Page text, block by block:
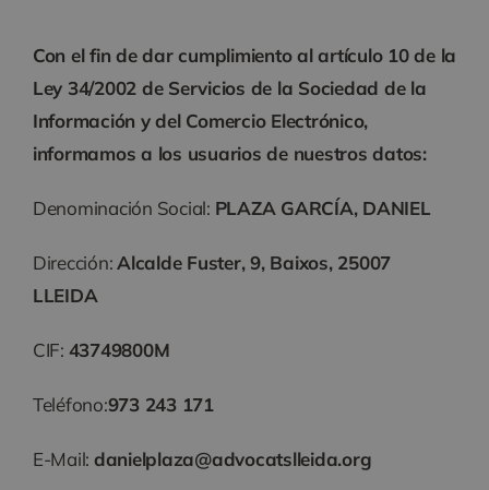
Con el fin de dar cumplimiento al artículo 10 de la
Ley 34/2002 de Servicios de la Sociedad de la
Información y del Comercio Electrónico,
informamos a los usuarios de nuestros datos:
Denominación Social: PLAZA GARCÍA, DANIEL
Dirección:Alcalde Fuster, 9, Baixos, 25007
LLEIDA
CIF: 43749800M
Teléfono:973 243 171​
E-Mail: danielplaza@advocatslleida.org